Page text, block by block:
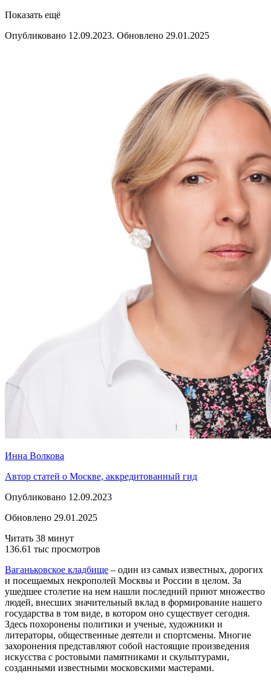
Показать ещё
Опубликовано 12.09.2023. Обновлено 29.01.2025
Инна Волкова
Автор статей о Москве, аккредитованный гид
Опубликовано 12.09.2023
Обновлено 29.01.2025
Читать 38 минут
136.61 тыс просмотров
Ваганьковское кладбище – один из самых известных, дорогих
и посещаемых некрополей Москвы и России в целом. За
ушедшее столетие на нем нашли последний приют множество
людей, внесших значительный вклад в формирование нашего
государства в том виде, в котором оно существует сегодня.
Здесь похоронены политики и ученые, художники и
литераторы, общественные деятели и спортсмены. Многие
захоронения представляют собой настоящие произведения
искусства с ростовыми памятниками и скульптурами,
созданными известными московскими мастерами.